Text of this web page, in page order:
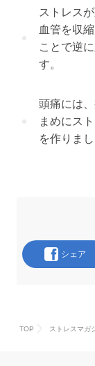
ストレス
血管を収
ことで逆
す。
頭痛には
まめにス
を作りまし
シェア
TOP ストレスマガ